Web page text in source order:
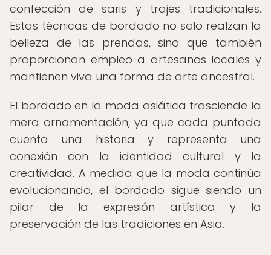
confección de saris y trajes tradicionales.
Estas técnicas de bordado no solo realzan la
belleza de las prendas, sino que también
proporcionan empleo a artesanos locales y
mantienen viva una forma de arte ancestral.
El bordado en la moda asiática trasciende la
mera ornamentación, ya que cada puntada
cuenta una historia y representa una
conexión con la identidad cultural y la
creatividad. A medida que la moda continúa
evolucionando, el bordado sigue siendo un
pilar de la expresión artística y la
preservación de las tradiciones en Asia.